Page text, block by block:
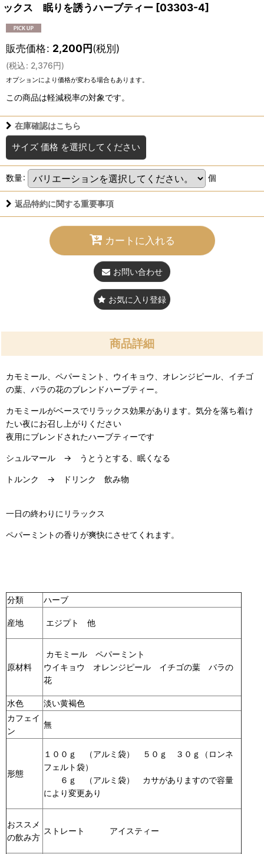
ックス 眠りを誘うハーブティー [03303-4]
販売価格: 2,200円(税別)
(税込: 2,376円)
オプションにより価格が変わる場合もあります。
この商品は軽減税率の対象です。
在庫確認はこちら
サイズ 価格 を選択してください
数量: 個
返品特約に関する重要事項
カートに入れる
お問い合わせ
お気に入り登録
商品詳細
カモミール、ペパーミント、ウイキョウ、オレンジピール、イチゴ
の葉、バラの花のブレンドハーブティー。
カモミールがベースでリラックス効果があります。気分を落ち着け
たい夜にお召し上がりください
夜用にブレンドされたハーブティーです
シュルマール → うとうとする、眠くなる
トルンク → ドリンク 飲み物
一日の終わりにリラックス
ペパーミントの香りが爽快にさせてくれます。
分類 ハーブ
産地 エジプト 他
原材料
カモミール ペパーミント
ウイキョウ オレンジピール イチゴの葉 バラの
花
水色
淡い黄褐色
カフェイ
ン
無
形態
１００ｇ （アルミ袋） ５０ｇ ３０ｇ（ロンネ
フェルト袋）
６ｇ （アルミ袋） カサがありますので容量
により変更あり
おススメ
の飲み方
ストレート アイスティー